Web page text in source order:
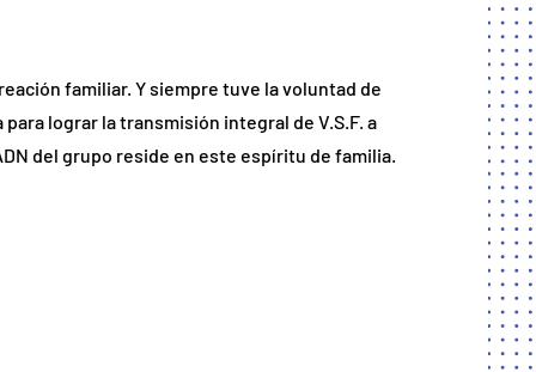
familiar. Y siempre tuve la voluntad de
lograr la transmisión integral de V.S.F. a
del grupo reside en este espíritu de familia.